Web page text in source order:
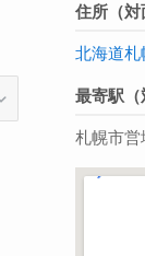
住所（対
北海道札
最寄駅（
札幌市営